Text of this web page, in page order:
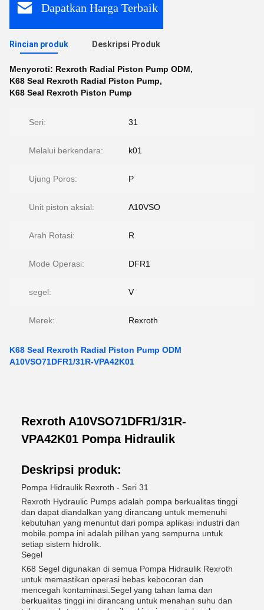
Dapatkan Harga Terbaik
Rincian produk Deskripsi Produk
Menyoroti: Rexroth Radial Piston Pump ODM,
K68 Seal Rexroth Radial Piston Pump,
K68 Seal Rexroth Piston Pump
Seri: 31
Melalui berkendara: k01
Ujung Poros: P
Unit piston aksial: A10VSO
Arah Rotasi: R
Mode Operasi: DFR1
segel: V
Merek: Rexroth
K68 Seal Rexroth Radial Piston Pump ODM
A10VSO71DFR1/31R-VPA42K01
Rexroth A10VSO71DFR1/31R-
VPA42K01 Pompa Hidraulik
Deskripsi produk:
Pompa Hidraulik Rexroth - Seri 31
Rexroth Hydraulic Pumps adalah pompa berkualitas tinggi
dan dapat diandalkan yang dirancang untuk memenuhi
kebutuhan yang menuntut dari pompa aplikasi industri dan
mobile.pompa ini adalah pilihan yang sempurna untuk
setiap sistem hidrolik.
Segel
K68 Segel digunakan di semua Pompa Hidraulik Rexroth
untuk memastikan operasi bebas kebocoran dan
mencegah kontaminasi.Segel yang tahan lama dan
berkualitas tinggi ini dirancang untuk menahan suhu dan